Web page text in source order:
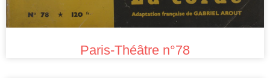
Paris-Théâtre n°78